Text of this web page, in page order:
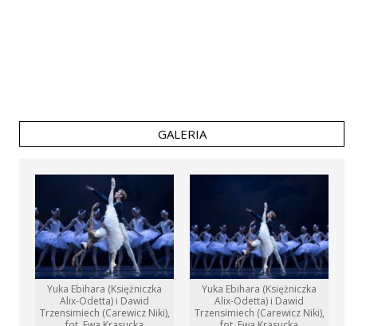
GALERIA
Yuka Ebihara (Księżniczka
Alix-Odetta) i Dawid
Trzensimiech (Carewicz Niki),
Yuka Ebihara (Księżniczka
Alix-Odetta) i Dawid
Trzensimiech (Carewicz Niki),